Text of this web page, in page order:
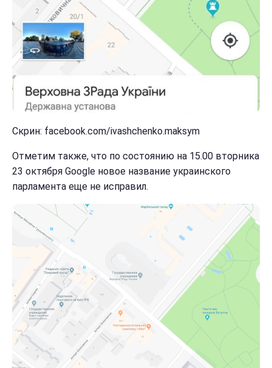
Скрин: facebook.com/ivashchenko.maksym
Отметим также, что по состоянию на 15.00 вторника
23 октября Google новое название украинского
парламента еще не исправил.